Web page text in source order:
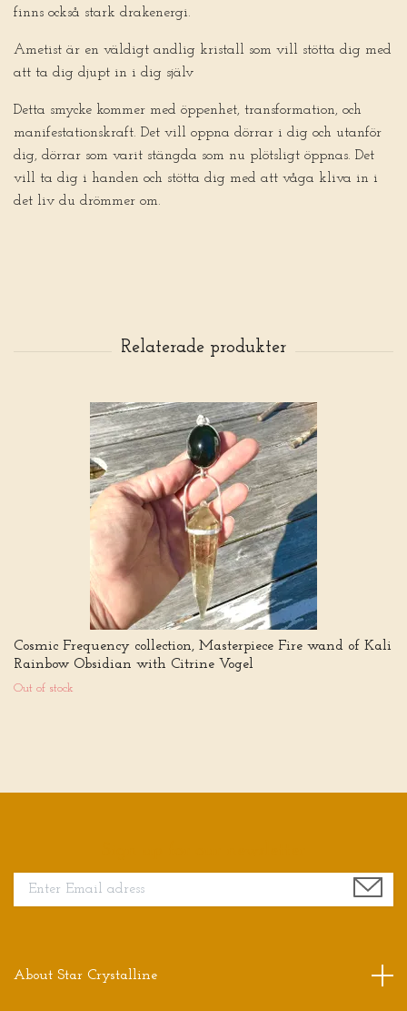
finns också stark drakenergi.
Ametist är en väldigt andlig kristall som vill stötta dig med
att ta dig djupt in i dig själv
Detta smycke kommer med öppenhet, transformation, och
manifestationskraft. Det vill oppna dörrar i dig och utanför
dig, dörrar som varit stängda som nu plötsligt öppnas. Det
vill ta dig i handen och stötta dig med att våga kliva in i
det liv du drömmer om.
Cosmic Frequency collection, Masterpiece Fire wand of Kali
Rainbow Obsidian with Citrine Vogel
Out of stock
About Star Crystalline